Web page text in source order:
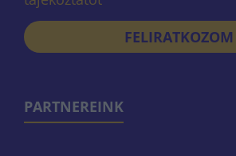
FELIRATKOZOM
PARTNEREINK